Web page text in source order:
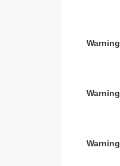
Warning
Warning
Warning